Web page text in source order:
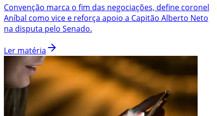
Convenção marca o fim das negociações, define coronel
Aníbal como vice e reforça apoio a Capitão Alberto Neto
na disputa pelo Senado.
Ler matéria